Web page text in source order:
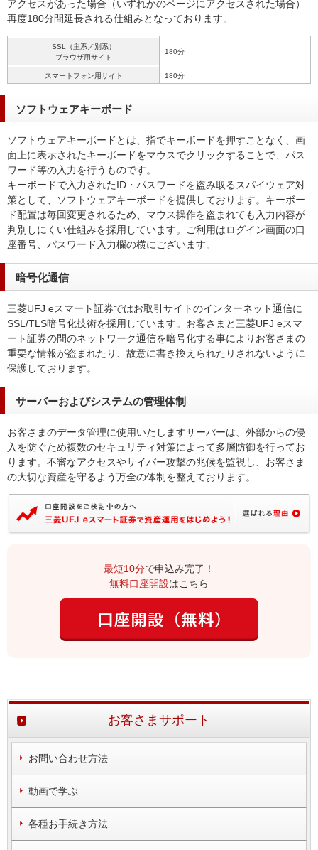
アクセスがあった場合（いずれかのページにアクセスされた場合）
再度180分間延長される仕組みとなっております。
SSL（主系／別系）
ブラウザ用サイト
180分
スマートフォン用サイト 180分
ソフトウェアキーボード
ソフトウェアキーボードとは、指でキーボードを押すことなく、画
面上に表示されたキーボードをマウスでクリックすることで、パス
ワード等の入力を行うものです。
キーボードで入力されたID・パスワードを盗み取るスパイウェア対
策として、ソフトウェアキーボードを提供しております。キーボー
ド配置は毎回変更されるため、マウス操作を盗まれても入力内容が
判別しにくい仕組みを採用しています。ご利用はログイン画面の口
座番号、パスワード入力欄の横にございます。
暗号化通信
三菱UFJ eスマート証券ではお取引サイトのインターネット通信に
SSL/TLS暗号化技術を採用しています。お客さまと三菱UFJ eスマ
ート証券の間のネットワーク通信を暗号化する事によりお客さまの
重要な情報が盗まれたり、故意に書き換えられたりされないように
保護しております。
サーバーおよびシステムの管理体制
お客さまのデータ管理に使用いたしますサーバーは、外部からの侵
入を防ぐため複数のセキュリティ対策によって多層防御を行ってお
ります。不審なアクセスやサイバー攻撃の兆候を監視し、お客さま
の大切な資産を守るよう万全の体制を整えております。
最短10分で申込み完了！
無料口座開設はこちら
お客さまサポート
お問い合わせ方法
動画で学ぶ
各種お手続き方法